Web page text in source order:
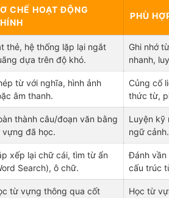
CHẾ HOẠT ĐỘNG
PHÙ
thẻ, hệ thống lặp lại ngắt
dựa trên độ khó.
Ghi nhớ
nhanh,
từ với nghĩa, hình ảnh
âm thanh.
Củng cố
thức từ,
thành câu/đoạn văn bằng
vựng đã học.
Luyện kỹ
ngữ cảnh.
xếp lại chữ cái, tìm từ ẩn
Search), ô chữ.
Đánh vần
cấu trúc
từ vựng thông qua cốt
Học từ